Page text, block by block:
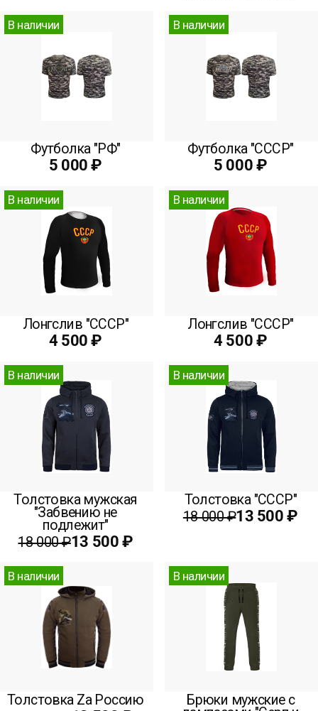
В наличии
Футболка "РФ"
5 000 ₽
В наличии
Футболка "СССР"
5 000 ₽
В наличии
Лонгслив "СССР"
4 500 ₽
В наличии
Лонгслив "СССР"
4 500 ₽
В наличии
Толстовка мужская
"Забвению не
подлежит"
18 000 ₽13 500 ₽
В наличии
Толстовка "СССР"
18 000 ₽13 500 ₽
В наличии
Толстовка Zа Россию
В наличии
Брюки мужские с